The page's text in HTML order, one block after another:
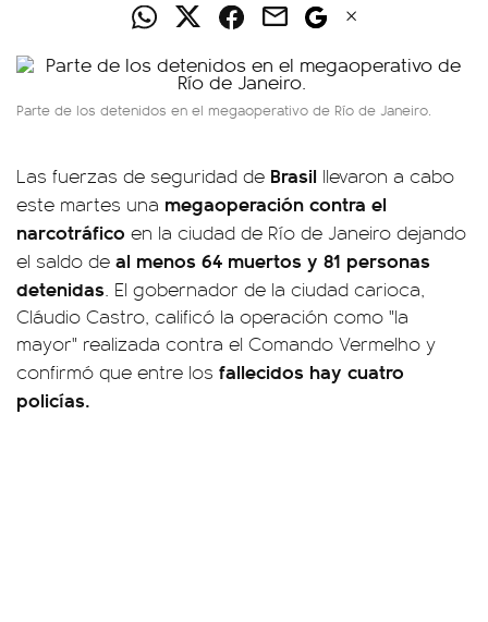
Parte de los detenidos en el megaoperativo de Río de Janeiro.
Las fuerzas de seguridad de Brasil llevaron a cabo
este martes una megaoperación contra el
narcotráfico en la ciudad de Río de Janeiro dejando
el saldo de al menos 64 muertos y 81 personas
detenidas. El gobernador de la ciudad carioca,
Cláudio Castro, calificó la operación como "la
mayor" realizada contra el Comando Vermelho y
confirmó que entre los fallecidos hay cuatro
policías.